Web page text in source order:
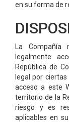
en su forma de
La
legalmente
República de
legal por
acceso a este
territorio de la
riesgo y es
aplicables en